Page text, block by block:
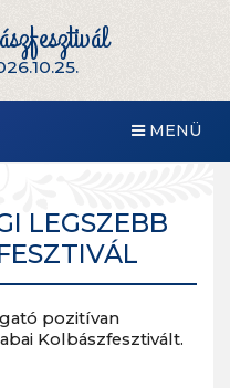
MENÜ
LEGSZEBB
pozitívan
Kolbászfesztivált.